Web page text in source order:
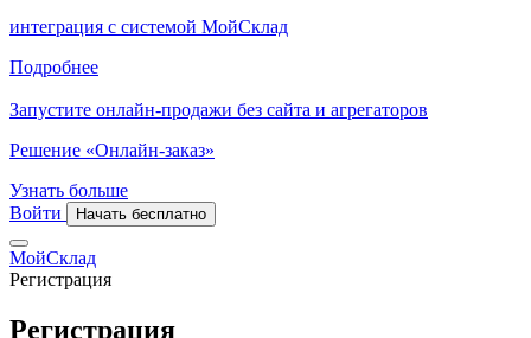
интеграция с системой МойСклад
Подробнее
Запустите онлайн-продажи без сайта и агрегаторов
Решение «Онлайн-заказ»
Узнать больше
Войти
Начать бесплатно
МойСклад
Регистрация
Регистрация